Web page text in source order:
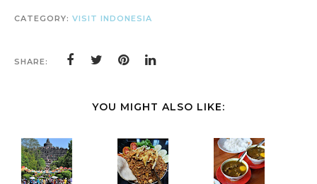
CATEGORY: VISIT INDONESIA
SHARE:
YOU MIGHT ALSO LIKE: